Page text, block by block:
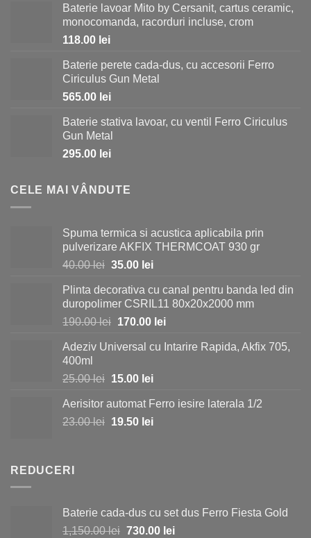
Baterie lavoar Mito by Cersanit, cartus ceramic,
monocomanda, racorduri incluse, crom
118.00 lei
Baterie perete cada-dus, cu accesorii Ferro
Ciriculus Gun Metal
565.00 lei
Baterie stativa lavoar, cu ventil Ferro Ciriculus
Gun Metal
295.00 lei
CELE MAI VÂNDUTE
Spuma termica si acustica aplicabila prin
pulverizare AKFIX THERMCOAT 930 gr
40.00lei Prețul
a
fost:
40.00 lei.
35.00 leiPrețul
este:
35.00 lei.
Plinta decorativa cu canal pentru banda led din
duropolimer CSRIL11 80x20x2000 mm
190.00lei Prețul
a
190.00 lei.
170.00 leiPrețul
este:
Adeziv Universal cu Intarire Rapida, Akfix 705,
400ml
25.00lei Prețul
a
fost:
15.00 leiPrețul
este:
15.00 lei.
Aerisitor automat Ferro iesire laterala 1/2
23.00lei Prețul
19.50 leiPrețul
REDUCERI
Baterie cada-dus cu set dus Ferro Fiesta Gold
1,150.00lei Prețul
730.00 leiPrețul